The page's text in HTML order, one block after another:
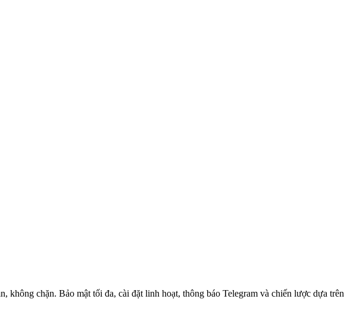
chặn. Bảo mật tối đa, cài đặt linh hoạt, thông báo Telegram và chiến lược dựa trên